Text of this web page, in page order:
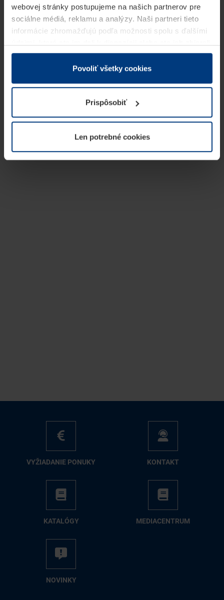
webovej stránky postupujeme na našich partnerov pre
sociálne médiá, reklamu a analýzy. Naši partneri tieto
informácie zhromažďujú podľa možnosti spolu s ďalšími
v rámci Vášho využívania služieb.
Z právneho hľadiska môžeme cookies ukladať na Vašom
prevádzku tejto stránky. Pre všetky ostatné typy cookie
potrebujeme Vaše povolenie. Vaše povolenie môžete
kedykoľvek zmeniť alebo odvolať vo vysvetlení cookie
našej webovej stránky.
Povoliť všetky cookies
Prispôsobiť
Len potrebné cookies
VY­ŽIA­DA­NIE PO­NU­KY KON­TAKT
KA­TA­LÓ­GY ME­DIA­CEN­TRUM
NO­VIN­KY